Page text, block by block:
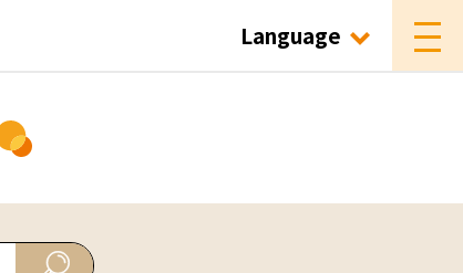
Language